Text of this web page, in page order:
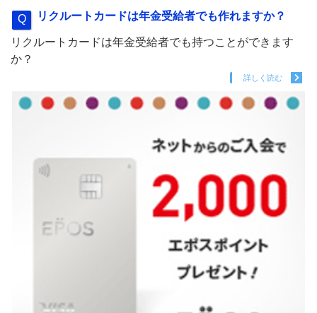
リクルートカードは年金受給者でも作れますか？
リクルートカードは年金受給者でも持つことができます
か？
詳しく読む